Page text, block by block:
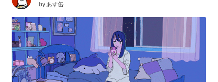
byあす缶